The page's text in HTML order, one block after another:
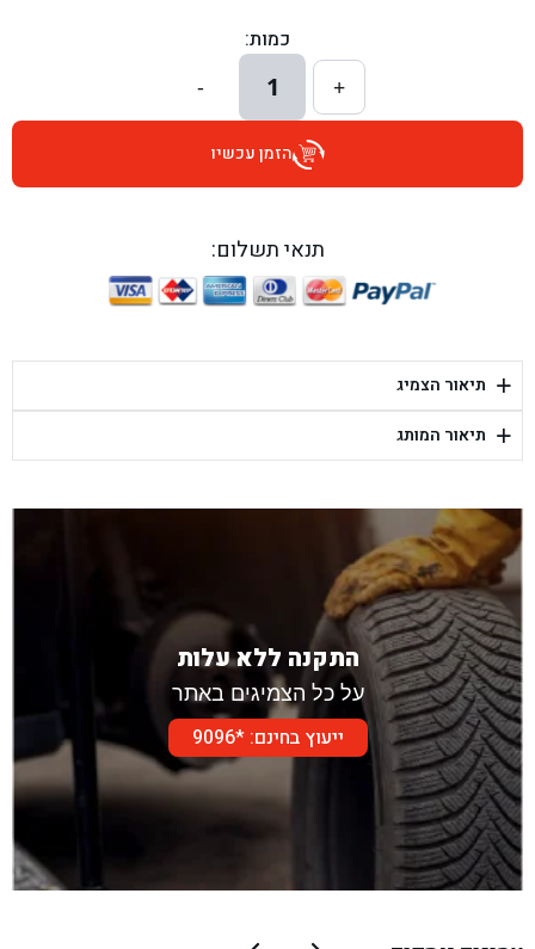
בן גל - הרצל 6, גדרה - גדרה
בן גל - שדרות דוד בן גוריון 8, באר שבע - באר שבע
בן גל - היובלים 26, הוד השרון - הוד השרון
בן גל - יפת 88, תל אביב יפו - תל אביב
בן גל - דור אלון הר טוב - בית שמש
כמות:
+
1
-
הזמן עכשיו
תנאי תשלום:
+ תיאור הצמיג
+ תיאור המותג
התקנה ללא עלות
על כל הצמיגים באתר
ייעוץ בחינם: *9096